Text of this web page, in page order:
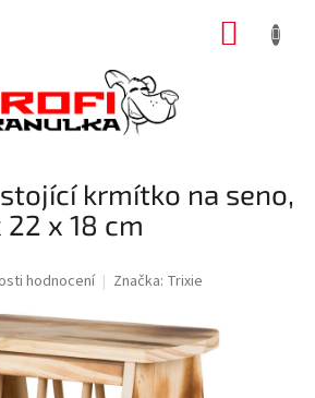
krmítko na seno,
x 18 cm
hodnocení Značka: Trixie